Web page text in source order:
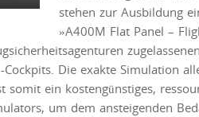
stehen zur Ausbildung
»A400M Flat Panel –
Die exakte Simulation
ein kostengünstiges,
um dem ansteigenden